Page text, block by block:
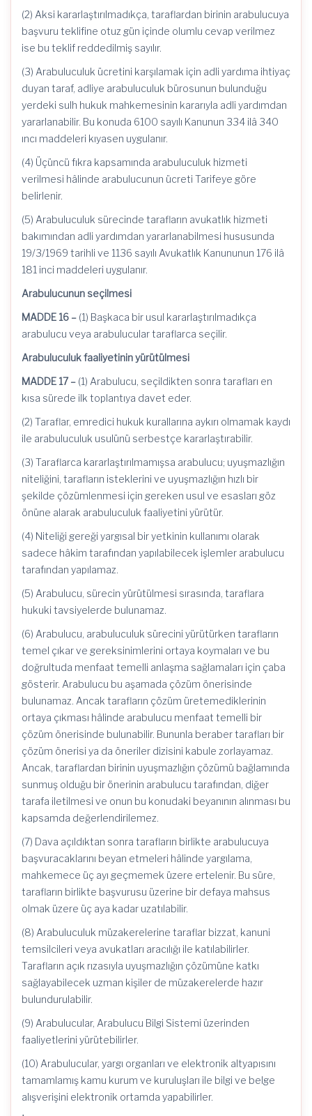
(2) Aksi kararlaştırılmadıkça, taraflardan birinin arabulucuya
başvuru teklifine otuz gün içinde olumlu cevap verilmez
ise bu teklif reddedilmiş sayılır.
(3) Arabuluculuk ücretini karşılamak için adli yardıma ihtiyaç
duyan taraf, adliye arabuluculuk bürosunun bulunduğu
yerdeki sulh hukuk mahkemesinin kararıyla adli yardımdan
yararlanabilir. Bu konuda 6100 sayılı Kanunun 334 ilâ 340
ıncı maddeleri kıyasen uygulanır.
(4) Üçüncü fıkra kapsamında arabuluculuk hizmeti
verilmesi hâlinde arabulucunun ücreti Tarifeye göre
belirlenir.
(5) Arabuluculuk sürecinde tarafların avukatlık hizmeti
bakımından adli yardımdan yararlanabilmesi hususunda
19/3/1969 tarihli ve 1136 sayılı Avukatlık Kanununun 176 ilâ
181 inci maddeleri uygulanır.
Arabulucunun seçilmesi
MADDE 16 – (1) Başkaca bir usul kararlaştırılmadıkça
arabulucu veya arabulucular taraflarca seçilir.
Arabuluculuk faaliyetinin yürütülmesi
MADDE 17 – (1) Arabulucu, seçildikten sonra tarafları en
kısa sürede ilk toplantıya davet eder.
(2) Taraflar, emredici hukuk kurallarına aykırı olmamak kaydı
ile arabuluculuk usulünü serbestçe kararlaştırabilir.
(3) Taraflarca kararlaştırılmamışsa arabulucu; uyuşmazlığın
niteliğini, tarafların isteklerini ve uyuşmazlığın hızlı bir
şekilde çözümlenmesi için gereken usul ve esasları göz
önüne alarak arabuluculuk faaliyetini yürütür.
(4) Niteliği gereği yargısal bir yetkinin kullanımı olarak
sadece hâkim tarafından yapılabilecek işlemler arabulucu
tarafından yapılamaz.
(5) Arabulucu, sürecin yürütülmesi sırasında, taraflara
hukuki tavsiyelerde bulunamaz.
(6) Arabulucu, arabuluculuk sürecini yürütürken tarafların
temel çıkar ve gereksinimlerini ortaya koymaları ve bu
doğrultuda menfaat temelli anlaşma sağlamaları için çaba
gösterir. Arabulucu bu aşamada çözüm önerisinde
bulunamaz. Ancak tarafların çözüm üretemediklerinin
ortaya çıkması hâlinde arabulucu menfaat temelli bir
çözüm önerisinde bulunabilir. Bununla beraber tarafları bir
çözüm önerisi ya da öneriler dizisini kabule zorlayamaz.
Ancak, taraflardan birinin uyuşmazlığın çözümü bağlamında
sunmuş olduğu bir önerinin arabulucu tarafından, diğer
tarafa iletilmesi ve onun bu konudaki beyanının alınması bu
kapsamda değerlendirilemez.
(7) Dava açıldıktan sonra tarafların birlikte arabulucuya
başvuracaklarını beyan etmeleri hâlinde yargılama,
mahkemece üç ayı geçmemek üzere ertelenir. Bu süre,
tarafların birlikte başvurusu üzerine bir defaya mahsus
olmak üzere üç aya kadar uzatılabilir.
(8) Arabuluculuk müzakerelerine taraflar bizzat, kanuni
temsilcileri veya avukatları aracılığı ile katılabilirler.
Tarafların açık rızasıyla uyuşmazlığın çözümüne katkı
sağlayabilecek uzman kişiler de müzakerelerde hazır
bulundurulabilir.
(9) Arabulucular, Arabulucu Bilgi Sistemi üzerinden
faaliyetlerini yürütebilirler.
(10) Arabulucular, yargı organları ve elektronik altyapısını
tamamlamış kamu kurum ve kuruluşları ile bilgi ve belge
alışverişini elektronik ortamda yapabilirler.